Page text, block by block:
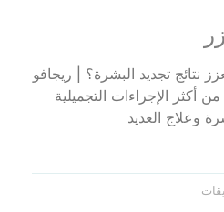
نتائج تجديد البشرة؟ | ريجافو
أكثر الإجراءات التجميلية
وعلاج العديد